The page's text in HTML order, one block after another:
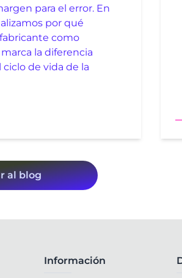
para el error. En
por qué
como
la diferencia
de vida de la
al blog
Información